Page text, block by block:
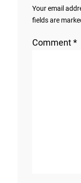
Your email
fields are
Comment*